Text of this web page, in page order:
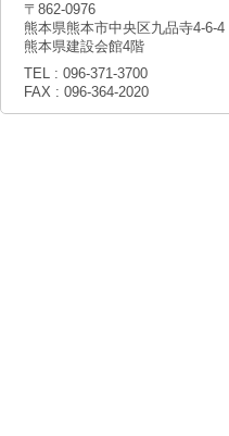
〒862-0976
熊本県熊本市中央区九品寺4-6-4
熊本県建設会館4階
TEL : 096-371-3700
FAX : 096-364-2020